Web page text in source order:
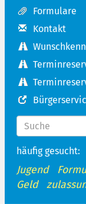
Formulare
Kontakt
häufig gesucht:
Jugend
Geld